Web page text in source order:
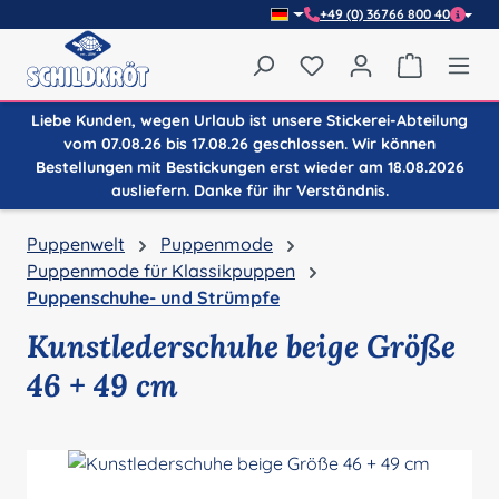
+49 (0) 36766 800 40
Du hast 0 Produkte
Liebe Kunden, wegen Urlaub ist unsere Stickerei-Abteilung
vom 07.08.26 bis 17.08.26 geschlossen. Wir können
Bestellungen mit Bestickungen erst wieder am 18.08.2026
ausliefern. Danke für ihr Verständnis.
Puppenwelt
Puppenmode
Puppenmode für Klassikpuppen
Puppenschuhe- und Strümpfe
Kunstlederschuhe beige Größe
46 + 49 cm